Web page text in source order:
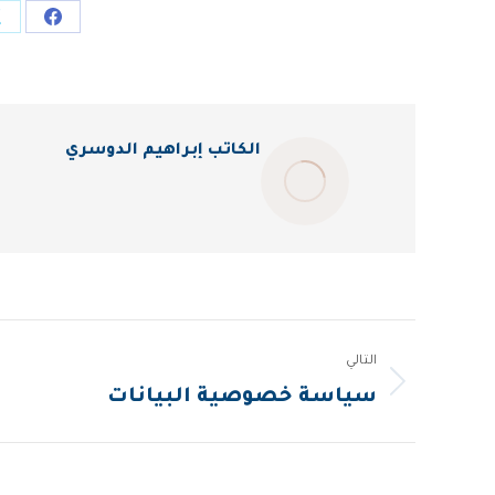
Share
الكاتب إبراهيم الدوسري
navigation
التالي
المقالة
سياسة خصوصية البيانات